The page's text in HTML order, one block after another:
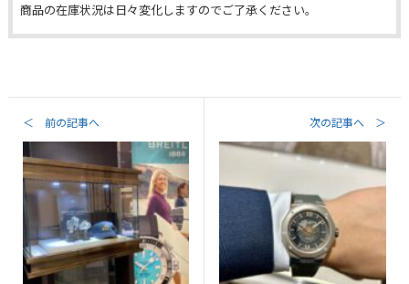
商品の在庫状況は日々変化しますのでご了承ください。
＜ 前の記事へ 次の記事へ ＞